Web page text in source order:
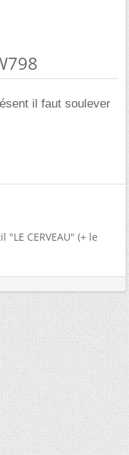
il faut soulever
CERVEAU" (+ le